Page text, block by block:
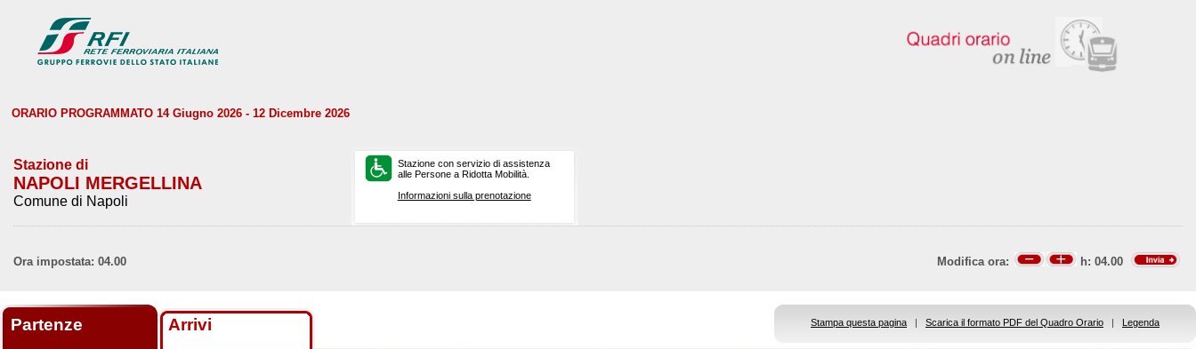
ORARIO PROGRAMMATO 14 Giugno 2026 - 12 Dicembre 2026
Stazione di
NAPOLI MERGELLINA
Comune di Napoli
Stazione con servizio di assistenza
alle Persone a Ridotta Mobilità.
Informazioni sulla prenotazione
Ora impostata: 04.00 Modifica ora: h: 04.00
Partenze Arrivi Stampa questa pagina | Scarica il formato PDF del Quadro Orario | Legenda